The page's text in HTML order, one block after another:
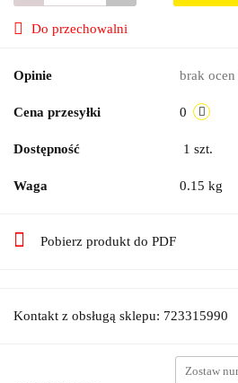
Do przechowalni
Opinie brak ocen
Cena przesyłki 0
Dostępność 1 szt.
Waga 0.15 kg
Pobierz produkt do PDF
Kontakt z obsługą sklepu: 723315990